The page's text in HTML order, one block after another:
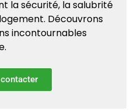
la sécurité, la salubrité
Découvrons
incontournables